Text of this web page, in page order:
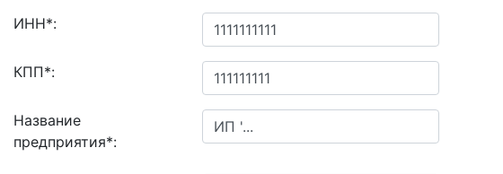
ИНН*:
КПП*:
Название
предприятия*: